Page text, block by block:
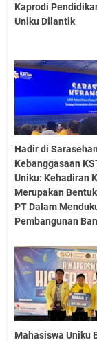
Kaprodi
Uniku Dilantik
Hadir di Sarasehan
Kebanggasaan
Uniku: Kehadiran
Merupakan
PT Dalam
Pembangunan
Mahasiswa Uniku